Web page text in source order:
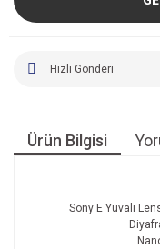
Hızlı Gönderi
Ürün Bilgisi
Sony E Yuvalı